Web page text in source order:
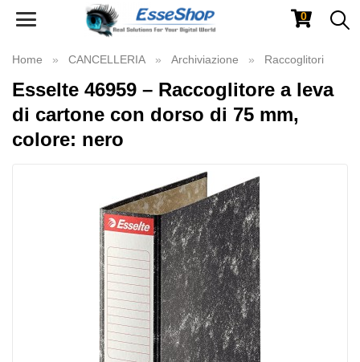
Toggle
0
Home CANCELLERIA Archiviazione Raccoglitori
Esselte 46959 – Raccoglitore a leva
di cartone con dorso di 75 mm,
colore: nero